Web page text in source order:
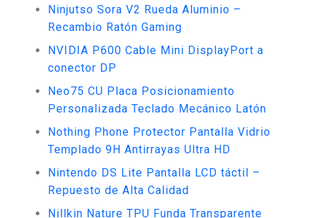
Ninjutso Sora V2 Rueda Aluminio –
Recambio Ratón Gaming
NVIDIA P600 Cable Mini DisplayPort a
conector DP
Neo75 CU Placa Posicionamiento
Personalizada Teclado Mecánico Latón
Nothing Phone Protector Pantalla Vidrio
Templado 9H Antirrayas Ultra HD
Nintendo DS Lite Pantalla LCD táctil –
Repuesto de Alta Calidad
Nillkin Nature TPU Funda Transparente